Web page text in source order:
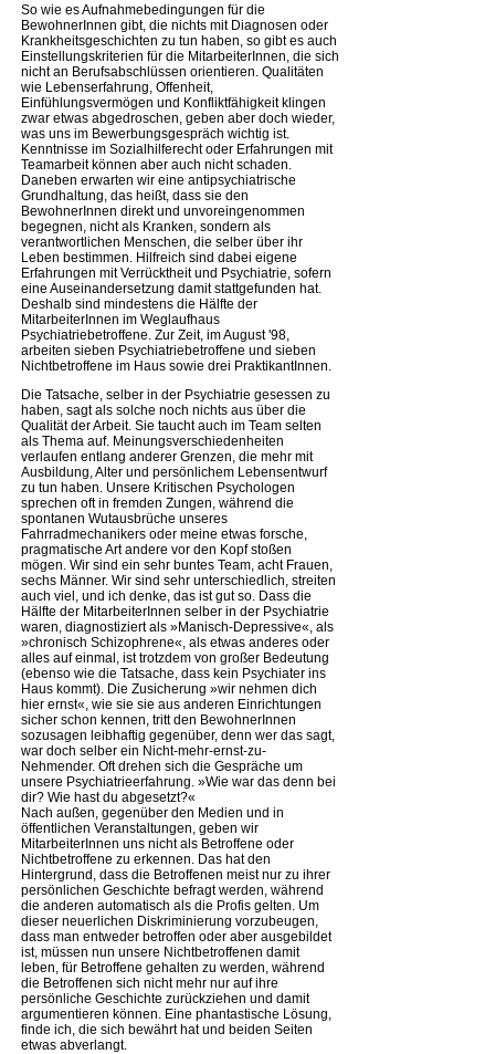
So wie es Aufnahmebedingungen für die
BewohnerInnen gibt, die nichts mit Diagnosen oder
Krankheitsgeschichten zu tun haben, so gibt es auch
Einstellungskriterien für die MitarbeiterInnen, die sich
nicht an Berufsabschlüssen orientieren. Qualitäten
wie Lebenserfahrung, Offenheit,
Einfühlungsvermögen und Konfliktfähigkeit klingen
zwar etwas abgedroschen, geben aber doch wieder,
was uns im Bewerbungsgespräch wichtig ist.
Kenntnisse im Sozialhilferecht oder Erfahrungen mit
Teamarbeit können aber auch nicht schaden.
Daneben erwarten wir eine antipsychiatrische
Grundhaltung, das heißt, dass sie den
BewohnerInnen direkt und unvoreingenommen
begegnen, nicht als Kranken, sondern als
verantwortlichen Menschen, die selber über ihr
Leben bestimmen. Hilfreich sind dabei eigene
Erfahrungen mit Verrücktheit und Psychiatrie, sofern
eine Auseinandersetzung damit stattgefunden hat.
Deshalb sind mindestens die Hälfte der
MitarbeiterInnen im Weglaufhaus
Psychiatriebetroffene. Zur Zeit, im August '98,
arbeiten sieben Psychiatriebetroffene und sieben
Nichtbetroffene im Haus sowie drei PraktikantInnen.
Die Tatsache, selber in der Psychiatrie gesessen zu
haben, sagt als solche noch nichts aus über die
Qualität der Arbeit. Sie taucht auch im Team selten
als Thema auf. Meinungsverschiedenheiten
verlaufen entlang anderer Grenzen, die mehr mit
Ausbildung, Alter und persönlichem Lebensentwurf
zu tun haben. Unsere Kritischen Psychologen
sprechen oft in fremden Zungen, während die
spontanen Wutausbrüche unseres
Fahrradmechanikers oder meine etwas forsche,
pragmatische Art andere vor den Kopf stoßen
mögen. Wir sind ein sehr buntes Team, acht Frauen,
sechs Männer. Wir sind sehr unterschiedlich, streiten
auch viel, und ich denke, das ist gut so. Dass die
Hälfte der MitarbeiterInnen selber in der Psychiatrie
waren, diagnostiziert als »Manisch-Depressive«, als
»chronisch Schizophrene«, als etwas anderes oder
alles auf einmal, ist trotzdem von großer Bedeutung
(ebenso wie die Tatsache, dass kein Psychiater ins
Haus kommt). Die Zusicherung »wir nehmen dich
hier ernst«, wie sie sie aus anderen Einrichtungen
sicher schon kennen, tritt den BewohnerInnen
sozusagen leibhaftig gegenüber, denn wer das sagt,
war doch selber ein Nicht-mehr-ernst-zu-
Nehmender. Oft drehen sich die Gespräche um
unsere Psychiatrieerfahrung. »Wie war das denn bei
dir? Wie hast du abgesetzt?«
Nach außen, gegenüber den Medien und in
öffentlichen Veranstaltungen, geben wir
MitarbeiterInnen uns nicht als Betroffene oder
Nichtbetroffene zu erkennen. Das hat den
Hintergrund, dass die Betroffenen meist nur zu ihrer
persönlichen Geschichte befragt werden, während
die anderen automatisch als die Profis gelten. Um
dieser neuerlichen Diskriminierung vorzubeugen,
dass man entweder betroffen oder aber ausgebildet
ist, müssen nun unsere Nichtbetroffenen damit
leben, für Betroffene gehalten zu werden, während
die Betroffenen sich nicht mehr nur auf ihre
persönliche Geschichte zurückziehen und damit
argumentieren können. Eine phantastische Lösung,
finde ich, die sich bewährt hat und beiden Seiten
etwas abverlangt.